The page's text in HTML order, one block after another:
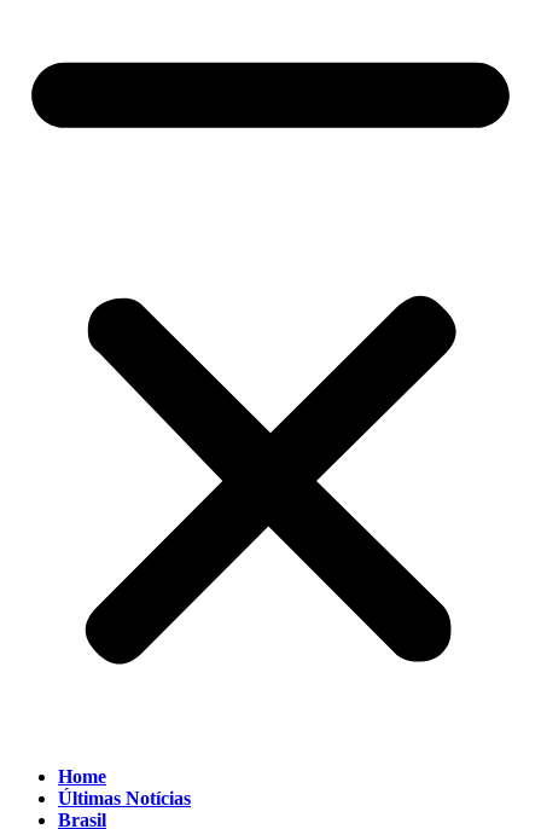
Home
Últimas Notícias
Brasil